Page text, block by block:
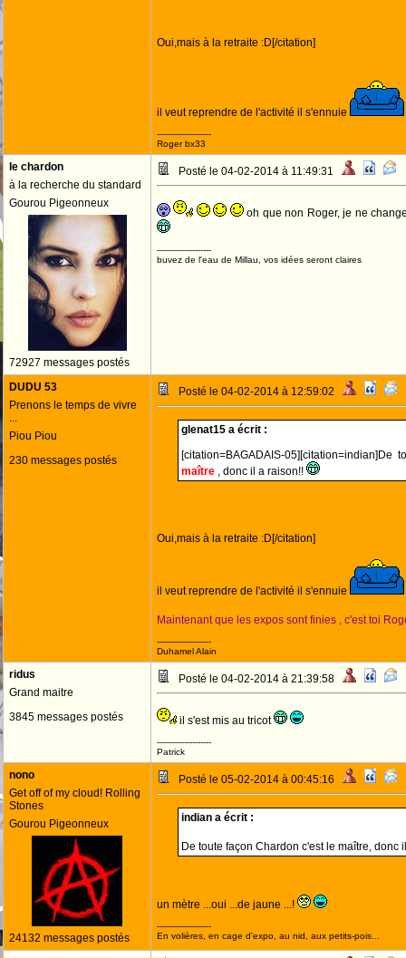
Oui,mais à la retraite :D[/citation]
il veut reprendre de l'activité il s'ennuie
--------------------
Roger bx33
le chardon
à la recherche du standard
Gourou Pigeonneux
72927 messages postés
Posté le 04-02-2014 à 11:49:31
oh que non Roger, je ne
--------------------
buvez de l'eau de Millau, vos idées seront claires
DUDU 53
Prenons le temps de vivre
...
Piou Piou
230 messages postés
Posté le 04-02-2014 à 12:59:02
glenat15 a écrit :
[citation=BAGADAIS-
maître , donc il a raison!!
Oui,mais à la retraite :D[/citation]
il veut reprendre de l'activité il s'ennuie
Maintenant que les expos sont finies , c'est toi
--------------------
Duhamel Alain
ridus
Grand maitre
3845 messages postés
Posté le 04-02-2014 à 21:39:58
il s'est mis au tricot
--------------------
Patrick
nono
Get off of my cloud! Rolling
Stones
Gourou Pigeonneux
24132 messages postés
Posté le 05-02-2014 à 00:45:16
indian a écrit :
De toute façon Chardon c'est le maître, donc
un mètre ...oui ...de jaune ...!
--------------------
En volières, en cage d'expo, au nid, aux petits-pois...